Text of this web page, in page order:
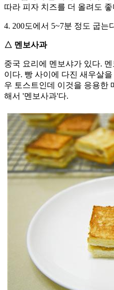
따라 피자 치즈를 더 올려도 좋
4. 200도에서 5~7분 정도 굽는
△ 멘보사과
중국 요리에 멘보샤가 있다.
이다. 빵 사이에 다진 새우살
우 토스트인데 이것을 응용한
해서 '멘보사과'다.